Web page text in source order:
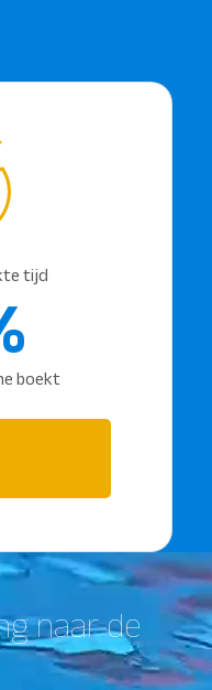
tijd
boekt
naar de